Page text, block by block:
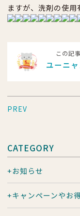
ますが、洗剤の使用
この記
ユーニ
PREV
CATEGORY
お知らせ
キャンペーンやお